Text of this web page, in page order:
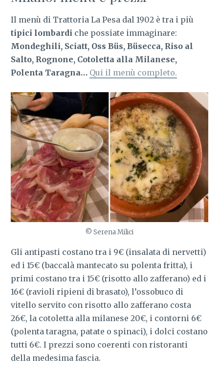
Il menù di Trattoria La Pesa dal 1902 è tra i più
tipici lombardi che possiate immaginare:
Mondeghili, Sciatt, Oss Büs, Büsecca, Riso al
Salto, Rognone, Cotoletta alla Milanese,
Polenta Taragna… Qui il menù completo.
© Serena Milici
Gli antipasti costano tra i 9€ (insalata di nervetti)
ed i 15€ (baccalà mantecato su polenta fritta), i
primi costano tra i 15€ (risotto allo zafferano) ed i
16€ (ravioli ripieni di brasato), l’ossobuco di
vitello servito con risotto allo zafferano costa
26€, la cotoletta alla milanese 20€, i contorni 6€
(polenta taragna, patate o spinaci), i dolci costano
tutti 6€. I prezzi sono coerenti con ristoranti
della medesima fascia.